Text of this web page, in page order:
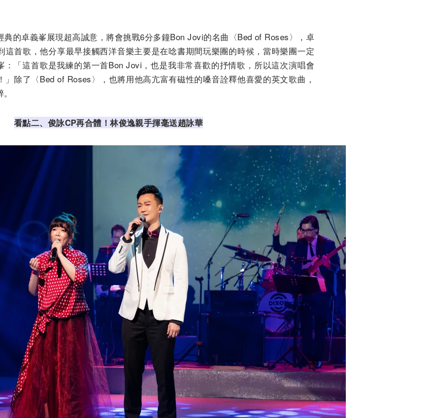
典的卓義峯展現超高誠意，將會挑戰6分多鐘Bon Jovi的名曲〈Bed of Roses〉，卓
這首歌，他分享最早接觸西洋音樂主要是在唸書期間玩樂團的時候，當時樂團一定
：「這首歌是我練的第一首Bon Jovi，也是我非常喜歡的抒情歌，所以這次演唱會
」除了〈Bed of Roses〉，也將用他高亢富有磁性的嗓音詮釋他喜愛的英文歌曲，
看點二、俊詠CP再合體！林俊逸親手揮毫送趙詠華